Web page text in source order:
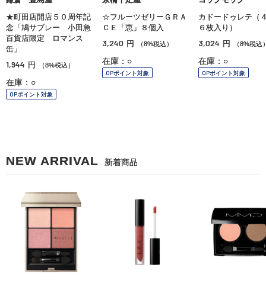
★町田店開店５０周年記
念「鳩サブレー 小田急
百貨店限定 ロマンス
缶」
1,944 円 （8%税込）
在庫：○
OPポイント対象
☆フルーツゼリーＧＲＡ
ＣＥ「恵」８個入
3,240 円 （8%税込）
在庫：○
OPポイント対象
カドードゥレテ（
６枚入り）
3,024 円 （8%税込
在庫：○
OPポイント対象
NEW ARRIVAL 新着商品